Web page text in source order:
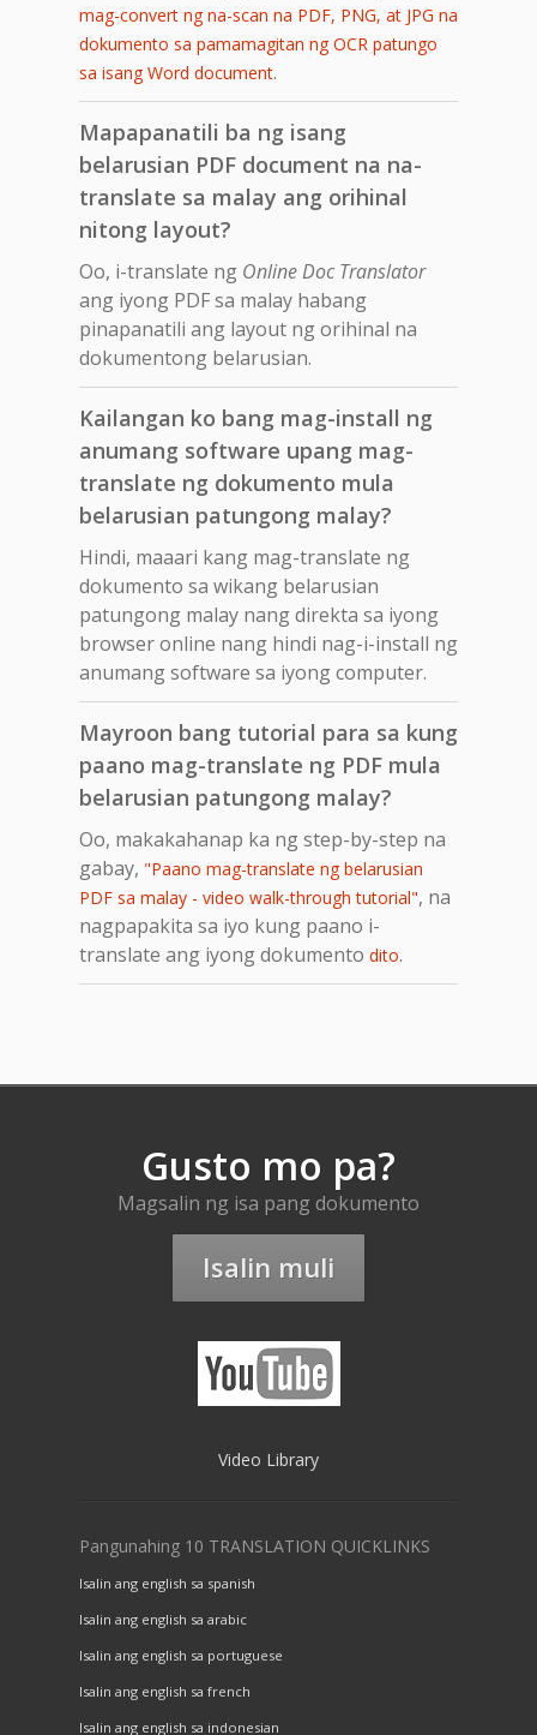
mag-convert ng na-scan na PDF, PNG, at JPG na
dokumento sa pamamagitan ng OCR patungo
sa isang Word document.
Mapapanatili ba ng isang
belarusian PDF document na na-
translate sa malay ang orihinal
nitong layout?
Oo, i-translate ng Online Doc Translator
ang iyong PDF sa malay habang
pinapanatili ang layout ng orihinal na
dokumentong belarusian.
Kailangan ko bang mag-install ng
anumang software upang mag-
translate ng dokumento mula
belarusian patungong malay?
Hindi, maaari kang mag-translate ng
dokumento sa wikang belarusian
patungong malay nang direkta sa iyong
browser online nang hindi nag-i-install ng
anumang software sa iyong computer.
Mayroon bang tutorial para sa kung
paano mag-translate ng PDF mula
belarusian patungong malay?
Oo, makakahanap ka ng step-by-step na
gabay, "Paano mag-translate ng belarusian
PDF sa malay - video walk-through tutorial", na
nagpapakita sa iyo kung paano i-
translate ang iyong dokumento dito.
Gusto mo pa?
Magsalin ng isa pang dokumento
Isalin muli
Video Library
Pangunahing 10 TRANSLATION QUICKLINKS
Isalin ang english sa spanish
Isalin ang english sa arabic
Isalin ang english sa portuguese
Isalin ang english sa french
Isalin ang english sa indonesian